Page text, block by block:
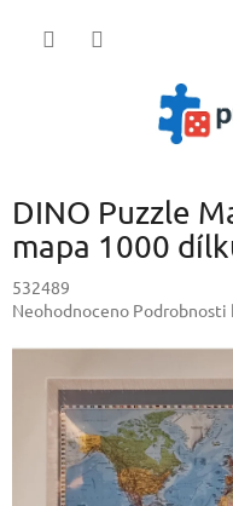
DINO Puzzle
mapa 1000
532489
Průměrné
produktu
hvězdiček.
Neohodnoceno Podrobnosti